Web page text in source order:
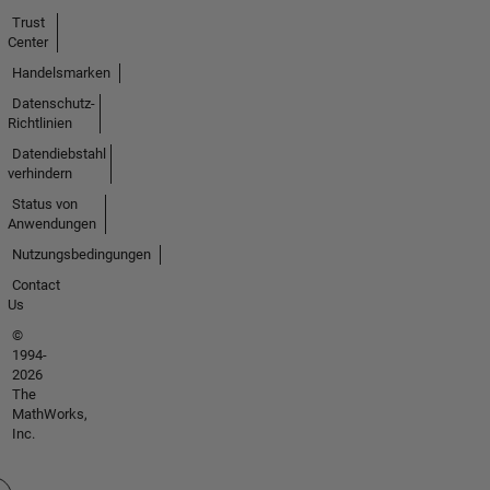
Trust
Center
Handelsmarken
Datenschutz-
Richtlinien
Datendiebstahl
verhindern
Status von
Anwendungen
Nutzungsbedingungen
Contact
Us
©
1994-
2026
The
MathWorks,
Inc.